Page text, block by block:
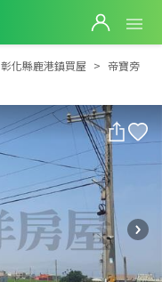
帝寶旁方正角田
彰化縣鹿港鎮買屋
帝寶旁